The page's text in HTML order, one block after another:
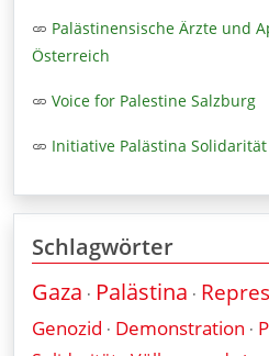
Palästinensische Ärzte und
Österreich
Voice for Palestine Salzburg
Initiative Palästina Solidarität
Schlagwörter
Gaza · Palästina ·
Genozid · Demonstration ·